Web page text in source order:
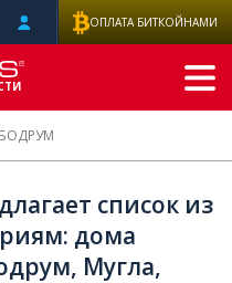
БОДРУМ
список из
дома
Мугла,
ОПЛАТА БИТКОЙНАМИ